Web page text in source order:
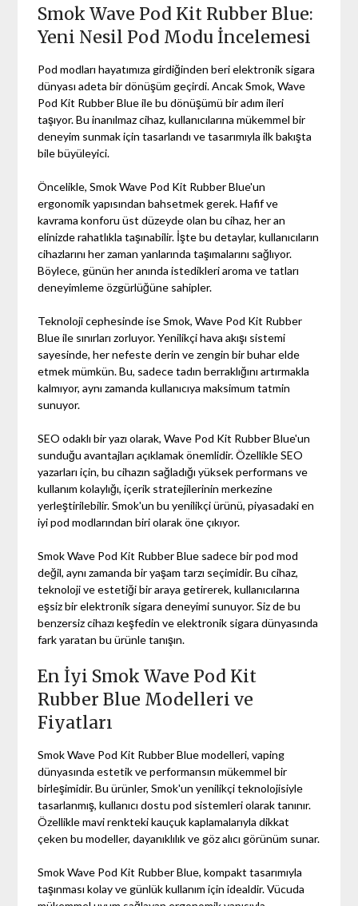
Smok Wave Pod Kit Rubber Blue:
Yeni Nesil Pod Modu İncelemesi
Pod modları hayatımıza girdiğinden beri elektronik sigara
dünyası adeta bir dönüşüm geçirdi. Ancak Smok, Wave
Pod Kit Rubber Blue ile bu dönüşümü bir adım ileri
taşıyor. Bu inanılmaz cihaz, kullanıcılarına mükemmel bir
deneyim sunmak için tasarlandı ve tasarımıyla ilk bakışta
bile büyüleyici.
Öncelikle, Smok Wave Pod Kit Rubber Blue'un
ergonomik yapısından bahsetmek gerek. Hafif ve
kavrama konforu üst düzeyde olan bu cihaz, her an
elinizde rahatlıkla taşınabilir. İşte bu detaylar, kullanıcıların
cihazlarını her zaman yanlarında taşımalarını sağlıyor.
Böylece, günün her anında istedikleri aroma ve tatları
deneyimleme özgürlüğüne sahipler.
Teknoloji cephesinde ise Smok, Wave Pod Kit Rubber
Blue ile sınırları zorluyor. Yenilikçi hava akışı sistemi
sayesinde, her nefeste derin ve zengin bir buhar elde
etmek mümkün. Bu, sadece tadın berraklığını artırmakla
kalmıyor, aynı zamanda kullanıcıya maksimum tatmin
sunuyor.
SEO odaklı bir yazı olarak, Wave Pod Kit Rubber Blue'un
sunduğu avantajları açıklamak önemlidir. Özellikle SEO
yazarları için, bu cihazın sağladığı yüksek performans ve
kullanım kolaylığı, içerik stratejilerinin merkezine
yerleştirilebilir. Smok'un bu yenilikçi ürünü, piyasadaki en
iyi pod modlarından biri olarak öne çıkıyor.
Smok Wave Pod Kit Rubber Blue sadece bir pod mod
değil, aynı zamanda bir yaşam tarzı seçimidir. Bu cihaz,
teknoloji ve estetiği bir araya getirerek, kullanıcılarına
eşsiz bir elektronik sigara deneyimi sunuyor. Siz de bu
benzersiz cihazı keşfedin ve elektronik sigara dünyasında
fark yaratan bu ürünle tanışın.
En İyi Smok Wave Pod Kit
Rubber Blue Modelleri ve
Fiyatları
Smok Wave Pod Kit Rubber Blue modelleri, vaping
dünyasında estetik ve performansın mükemmel bir
birleşimidir. Bu ürünler, Smok'un yenilikçi teknolojisiyle
tasarlanmış, kullanıcı dostu pod sistemleri olarak tanınır.
Özellikle mavi renkteki kauçuk kaplamalarıyla dikkat
çeken bu modeller, dayanıklılık ve göz alıcı görünüm sunar.
Smok Wave Pod Kit Rubber Blue, kompakt tasarımıyla
taşınması kolay ve günlük kullanım için idealdir. Vücuda